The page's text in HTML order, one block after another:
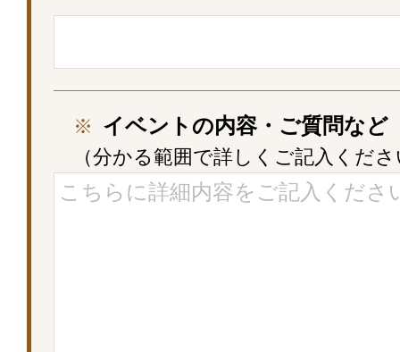
※ イベントの内容・ご質問など
（分かる範囲で詳しくご記入くだ